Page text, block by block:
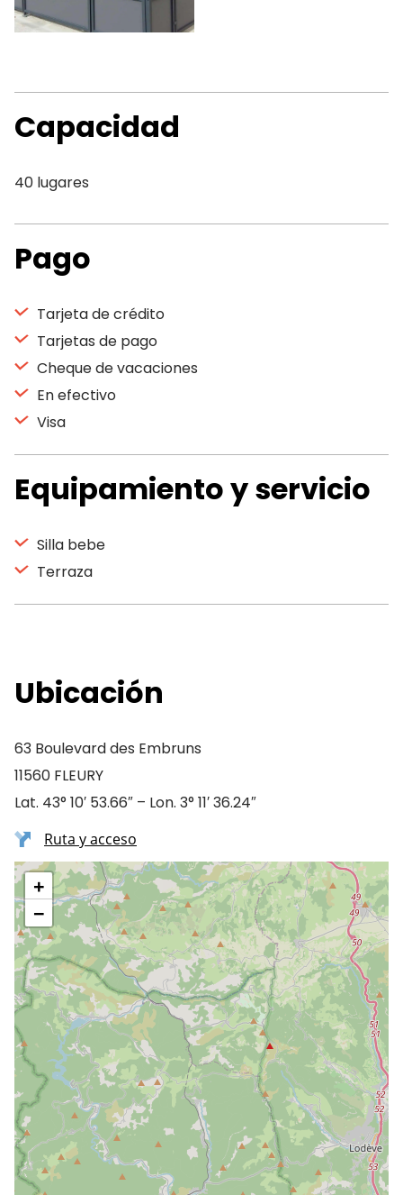
Capacidad
40 lugares
Pago
Tarjeta de crédito
Tarjetas de pago
Cheque de vacaciones
En efectivo
Visa
Equipamiento y servicio
Silla bebe
Terraza
Ubicación
63 Boulevard des Embruns
11560 FLEURY
Lat. 43° 10′ 53.66″ – Lon. 3° 11′ 36.24″
Ruta y acceso
+
−